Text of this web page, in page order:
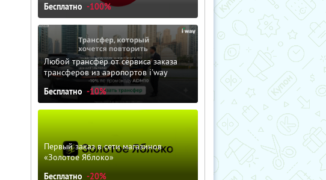
Бесплатно -100%
Любой трансфер от сервиса заказа
трансферов из аэропортов i'way
Бесплатно -10%
Первый заказ в сети магазинов
«Золотое Яблоко»
Бесплатно -20%